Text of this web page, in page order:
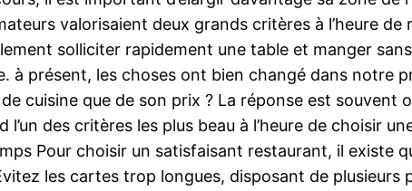
valorisaient deux grands critères à l’heure
solliciter rapidement une table et manger
à présent, les choses ont bien changé dans notre
cuisine que de son prix ? La réponse est souvent
des critères les plus beau à l’heure de choisir
Pour choisir un satisfaisant restaurant, il existe
les cartes trop longues, disposant de plusieurs